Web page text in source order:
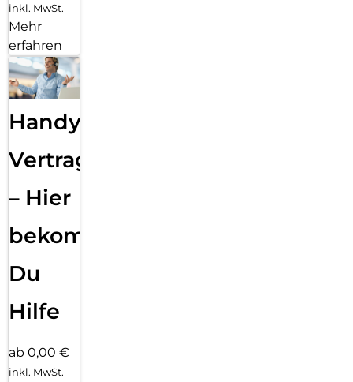
inkl. MwSt.
Mehr
erfahren
Handy
Vertragsabwicklung
– Hier
bekommst
Du
Hilfe
ab 0,00 €
inkl. MwSt.